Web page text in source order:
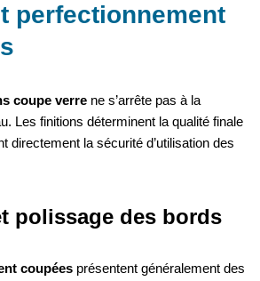
perfectionnement
coupe verre ne s’arrête pas à la
Les finitions déterminent la qualité finale
directement la sécurité d’utilisation des
polissage des bords
coupées présentent généralement des